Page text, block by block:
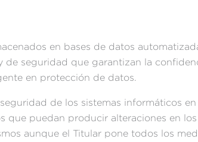
en bases de datos
de seguridad que garantizan la
en protección de datos.
de los sistemas informáticos
que puedan producir alteraciones en
aunque el Titular pone todos los